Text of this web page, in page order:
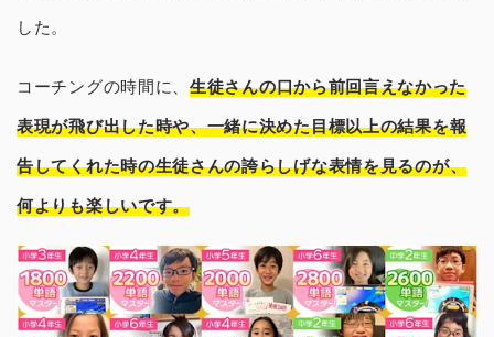
した。
コーチングの時間に、 生徒さんの口から前回言えなかった
表現が飛び出した時や、一緒に決めた目標以上の結果を報
告してくれた時の生徒さんの誇らしげな表情を見るのが、
何よりも楽しいです。